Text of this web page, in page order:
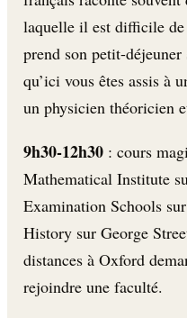
laquelle il est difficile de
prend son petit-déjeuner
qu’ici vous êtes assis à
un physicien théoricien
9h30-12h30 : cours
Mathematical Institute
Examination Schools
History sur George
distances à Oxford
rejoindre une faculté.